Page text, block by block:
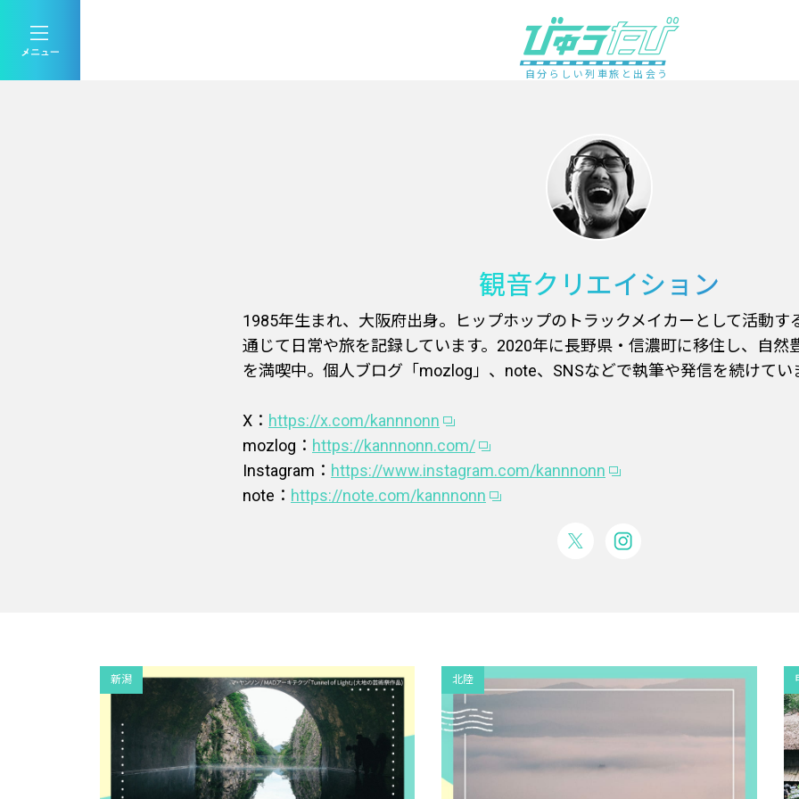
自分らしい列車旅と出会う
観音クリエイション
1985年生まれ、大阪府出身。ヒップホップのトラックメイカーとして活動す
通じて日常や旅を記録しています。2020年に長野県・信濃町に移住し、自然
を満喫中。個人ブログ「mozlog」、note、SNSなどで執筆や発信を続けてい
X： https://x.com/kannnonn
mozlog： https://kannnonn.com/
Instagram： https://www.instagram.com/kannnonn
note： https://note.com/kannnonn
新潟 北陸